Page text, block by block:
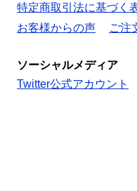
特定商取引法に基づく
お客様からの声
ご注
ソーシャルメディア
Twitter公式アカウント